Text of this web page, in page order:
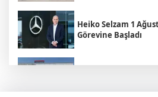
Heiko Selzam 1
Görevine Başladı